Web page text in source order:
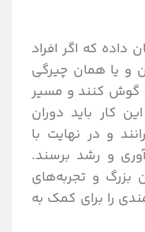
داده که اگر افراد
و یا همان چیرگی
گوش کنند و مسیر
کار باید دوران
و در نهایت با
و رشد برسند.
بزرگ و تجربه‌های
را برای کمک به